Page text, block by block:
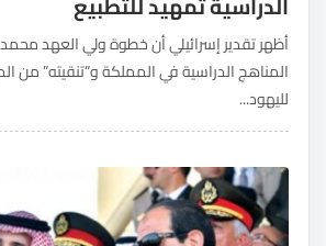
أظهر تقدير إسرائيلي أن خطوة ولي العهد
المناهج الدراسية في المملكة و”تنقيته” من
لليهود...